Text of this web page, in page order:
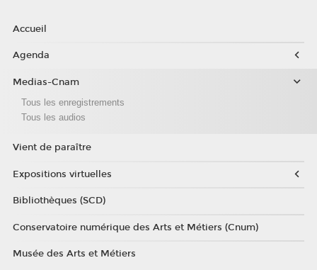
Accueil
Agenda
Medias-Cnam
Tous les enregistrements
Tous les audios
Vient de paraître
Expositions virtuelles
Bibliothèques (SCD)
Conservatoire numérique des Arts et Métiers (Cnum)
Musée des Arts et Métiers